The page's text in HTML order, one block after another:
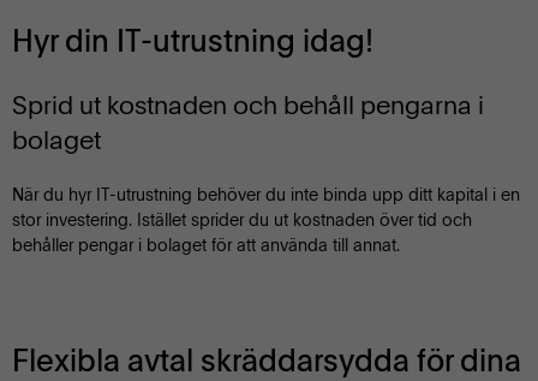
Hyr din IT-utrustning idag!
Sprid ut kostnaden och behåll pengarna i
bolaget
När du hyr IT-utrustning behöver du inte binda upp ditt kapital i en
stor investering. Istället sprider du ut kostnaden över tid och
behåller pengar i bolaget för att använda till annat.
Flexibla avtal skräddarsydda för dina